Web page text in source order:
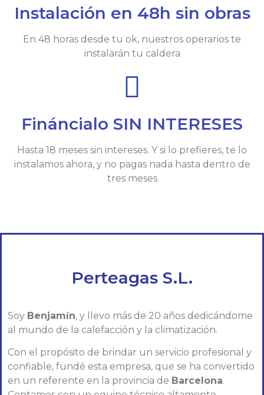
Instalación en 48h sin obras
En 48 horas desde tu ok, nuestros operarios te
instalarán tu caldera
Fináncialo SIN INTERESES
Hasta 18 meses sin intereses. Y si lo prefieres, te lo
instalamos ahora, y no pagas nada hasta dentro de
tres meses
Perteagas S.L.
Soy Benjamín, y llevo más de 20 años dedicándome
al mundo de la calefacción y la climatización.
Con el propósito de brindar un servicio profesional y
confiable, fundé esta empresa, que se ha convertido
en un referente en la provincia de Barcelona.